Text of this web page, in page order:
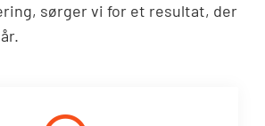
sørger vi for et resultat, der